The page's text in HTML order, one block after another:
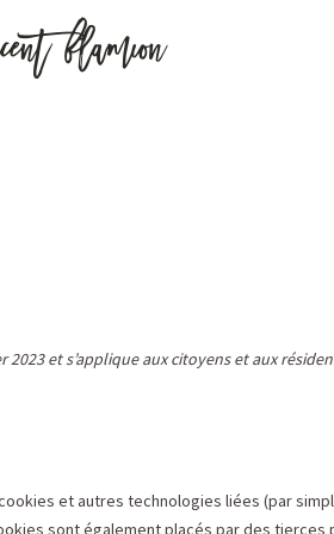
et s’applique aux citoyens et aux
et autres technologies liées (par
sont également placés par des tierces